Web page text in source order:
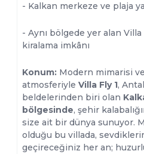
- Kalkan merkeze ve plaja
- Aynı bölgede yer alan
kiralama imkânı
Konum: Modern mimarisi
atmosferiyle Villa Fly 1,
beldelerinden biri olan
bölgesinde, şehir
size ait bir dünya sunuyor.
olduğu bu villada,
geçireceğiniz her an;